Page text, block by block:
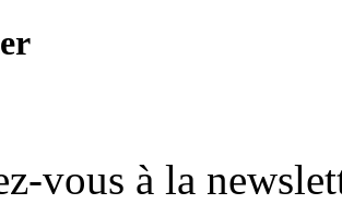
vous à la